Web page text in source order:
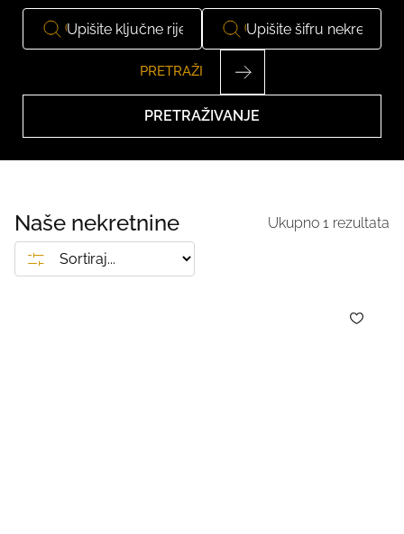
PRETRAŽI
PRETRAŽIVANJE
Naše nekretnine Ukupno 1 rezultata